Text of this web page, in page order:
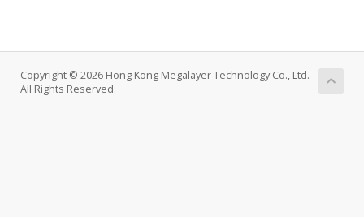
Copyright © 2026 Hong Kong Megalayer Technology Co., Ltd.
All Rights Reserved.